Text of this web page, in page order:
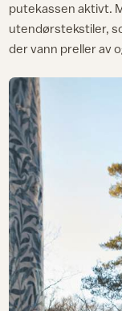
putekassen aktivt.
utendørstekstiler,
der vann preller av